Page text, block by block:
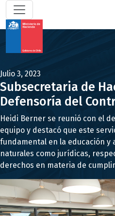
Julio 3, 2023
Subsecretaria de
Defensoría del
Heidi Berner se reunió con el
equipo y destacó que este
fundamental en la educación y
naturales como jurídicas,
derechos en materia de